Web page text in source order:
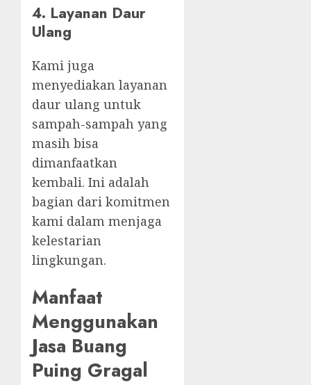
4. Layanan Daur
Ulang
Kami juga
menyediakan layanan
daur ulang untuk
sampah-sampah yang
masih bisa
dimanfaatkan
kembali. Ini adalah
bagian dari komitmen
kami dalam menjaga
kelestarian
lingkungan.
Manfaat
Menggunakan
Jasa Buang
Puing Gragal